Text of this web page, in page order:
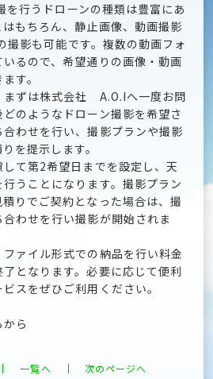
行うドローンの種類は豊富にあ
はもちろん、静止画像、動画撮影
撮影も可能です。複数の動画フォ
るので、希望通りの画像・動画
す。
まずは株式会社 A.O.Iへ一度お問
のようなドローン撮影を希望さ
わせを行い、撮影プランや撮影
を提示します。
て第2希望日までを設定し、天
うことになります。撮影プラン
りでご契約となった場合は、撮
わせを行い撮影が開始されま
ァイル形式での納品を行い料金
となります。必要に応じて便利
スをぜひご利用ください。
ら
一覧へ 次のページへ